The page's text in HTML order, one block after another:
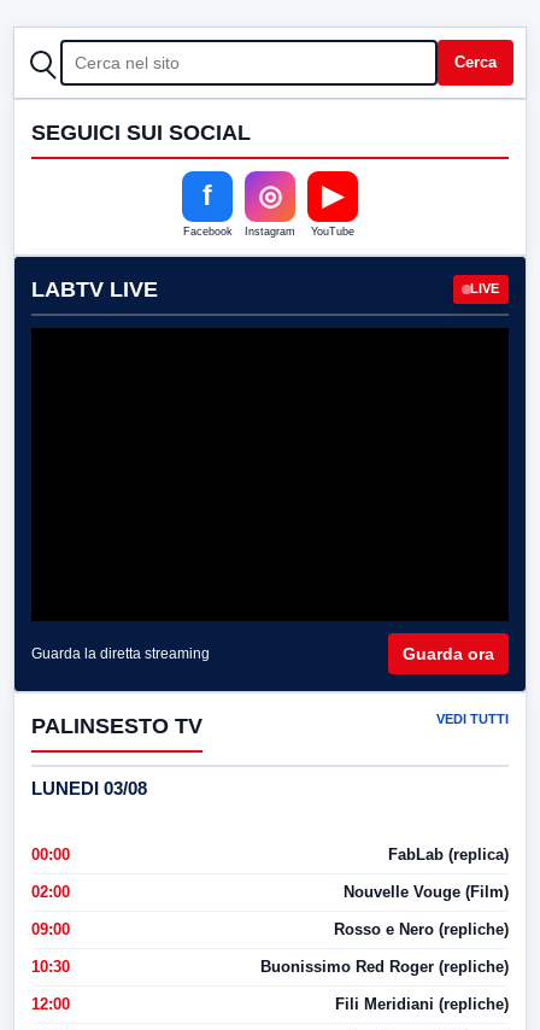
CERCA Cerca
SEGUICI SUI SOCIAL
f
Facebook
◎
Instagram
▶
YouTube
LABTV LIVE LIVE
Guarda la diretta streaming Guarda ora
PALINSESTO TV VEDI TUTTI
LUNEDI 03/08
00:00 FabLab (replica)
02:00 Nouvelle Vouge (Film)
09:00 Rosso e Nero (repliche)
10:30 Buonissimo Red Roger (repliche)
12:00 Fili Meridiani (repliche)